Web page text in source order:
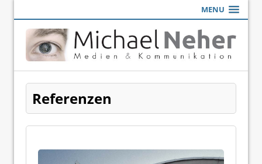
MENU
Referenzen